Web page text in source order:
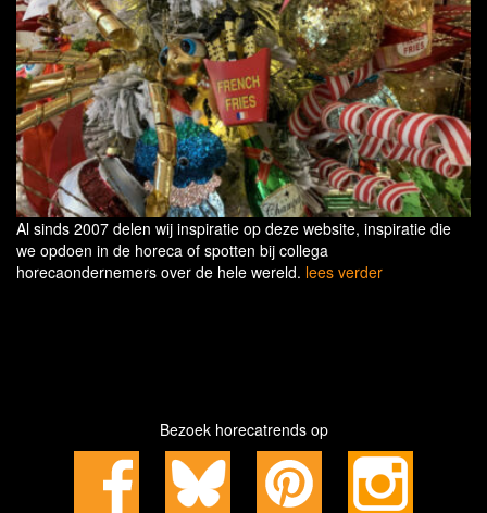
Al sinds 2007 delen wij inspiratie op deze website, inspiratie die
we opdoen in de horeca of spotten bij collega
horecaondernemers over de hele wereld. lees verder
Bezoek horecatrends op